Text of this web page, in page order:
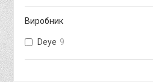
Виробник
Deye 9